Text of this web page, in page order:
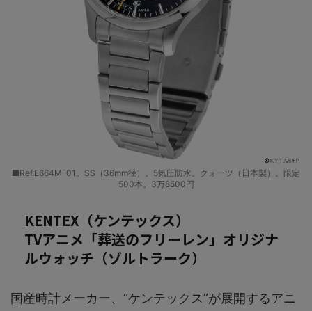
■Ref.E664M-01。SS（36mm径）。5気圧防水。クォーツ（日本製）。限定
500本。3万8500円
KENTEX（ケンテックス）
TVアニメ「葬送のフリーレン」オリジナ
ルウォッチ（ゾルトラーク）
国産時計メーカー、“ケンテックス”が展開するアニ